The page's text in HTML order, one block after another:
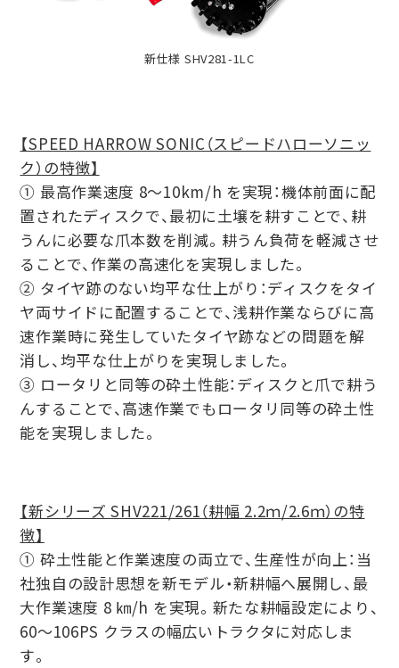
新仕様 SHV281-1LC
【SPEED HARROW SONIC（スピードハローソニッ
ク）の特徴】
① 最⾼作業速度 8〜10km/h を実現：機体前⾯に配
置されたディスクで、最初に⼟壌を耕すことで、耕
うんに必要な⽖本数を削減。耕うん負荷を軽減させ
ることで、作業の⾼速化を実現しました。
② タイヤ跡のない均平な仕上がり：ディスクをタイ
ヤ両サイドに配置することで、浅耕作業ならびに⾼
速作業時に発⽣していたタイヤ跡などの問題を解
消し、均平な仕上がりを実現しました。
③ ロータリと同等の砕⼟性能：ディスクと⽖で耕う
んすることで、⾼速作業でもロータリ同等の砕⼟性
能を実現しました。
【新シリーズ SHV221/261（耕幅 2.2ｍ/2.6ｍ）の特
徴】
① 砕⼟性能と作業速度の両⽴で、⽣産性が向上：当
社独⾃の設計思想を新モデル・新耕幅へ展開し、最
⼤作業速度 8 ㎞/h を実現。新たな耕幅設定により、
60〜106PS クラスの幅広いトラクタに対応しま
す。